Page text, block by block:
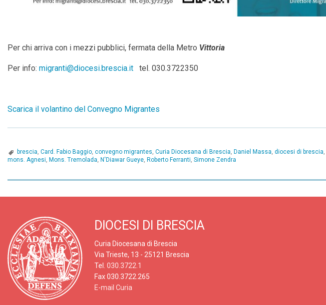
Per chi arriva con i mezzi pubblici, fermata della Metro Vittoria
Per info: migranti@diocesi.brescia.it tel. 030.3722350
Scarica il volantino del Convegno Migrantes
brescia, Card. Fabio Baggio, convegno migrantes, Curia Diocesana di Brescia, Daniel Massa, diocesi di brescia,
mons. Agnesi, Mons. Tremolada, N'Diawar Gueye, Roberto Ferranti, Simone Zendra
s
t
N
DIOCESI DI BRESCIA
Curia Diocesana di Brescia
Via Trieste, 13 - 25121 Brescia
Tel. 030.3722.1
Fax 030.3722.265
E-mail Curia